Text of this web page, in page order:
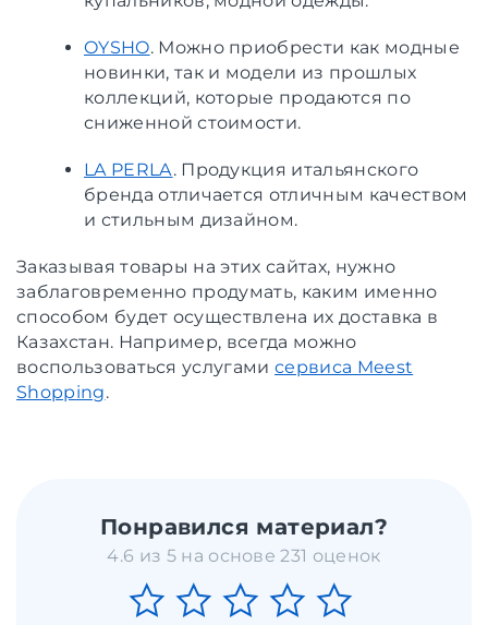
OYSHO. Можно приобрести как модные
новинки, так и модели из прошлых
коллекций, которые продаются по
сниженной стоимости.
LA PERLA. Продукция итальянского
бренда отличается отличным качеством
и стильным дизайном.
Заказывая товары на этих сайтах, нужно
заблаговременно продумать, каким именно
способом будет осуществлена их доставка в
Казахстан. Например, всегда можно
воспользоваться услугамисервиса Meest
Shopping.
Понравился материал?
4.6 из 5 на основе 231 оценок